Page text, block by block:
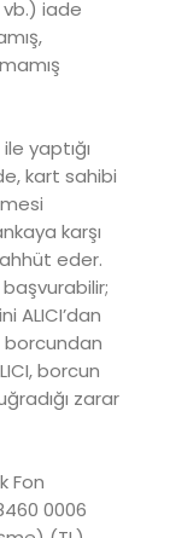
iade
yaptığı
kart sahibi
karşı
eder.
ALICI’dan
borcundan
borcun
zarar
Fon
0006